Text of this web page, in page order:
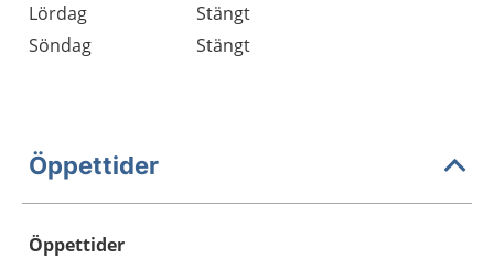
Lördag
Stängt
Söndag
Stängt
Öppettider
Öppettider